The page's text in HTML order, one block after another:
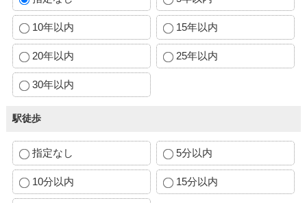
10年以内 15年以内
20年以内 25年以内
30年以内
駅徒歩
指定なし 5分以内
10分以内 15分以内